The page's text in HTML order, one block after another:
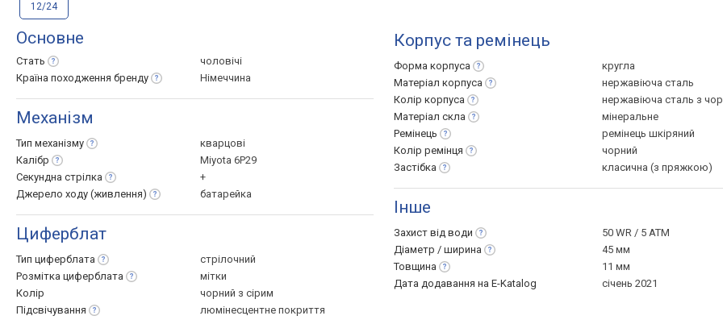
12/24
Основне
Стать
чоловічі
Країна походження бренду Німеччина
Механізм
Тип механізму
кварцові
Калібр
Miyota 6P29
Секундна стрілка
+
Джерело ходу (живлення) батарейка
Циферблат
Тип циферблата
стрілочний
Розмітка циферблата
мітки
Колір
чорний з сірим
Підсвічування
люмінесцентне покриття
Корпус та ремінець
Форма корпуса
кругла
Матеріал корпуса
нержавіюча сталь
Колір корпуса
нержавіюча сталь з
Матеріал скла
мінеральне
Ремінець
ремінець шкіряний
Колір ремінця
чорний
Застібка
класична (з пряжкою)
Інше
Захист від води
50 WR / 5 ATM
Діаметр / ширина
45 мм
Товщина
11 мм
Дата додавання на E-Katalog
січень 2021